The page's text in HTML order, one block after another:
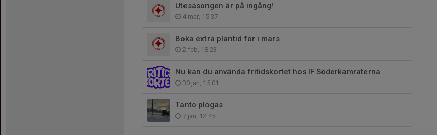
Utesäsongen är på ingång!
4 mar, 15:37
Boka extra plantid för i mars
2 feb, 18:23
Nu kan du använda fritidskortet hos IF Söderkamraterna
30 jan, 15:01
Tanto plogas
7 jan, 12:45